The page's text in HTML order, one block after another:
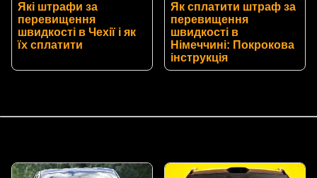
Які штрафи за
перевищення
швидкості в Чехії і як
їх сплатити
Як сплатити штраф за
перевищення
швидкості в
Німеччині: Покрокова
інструкція